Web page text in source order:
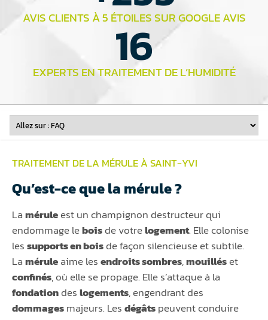
AVIS CLIENTS À 5 ÉTOILES SUR GOOGLE AVIS
EXPERTS EN TRAITEMENT DE L’HUMIDITÉ
16
TRAITEMENT DE LA MÉRULE À SAINT-YVI
Qu’est-ce que la mérule ?
Laméruleest un champignon destructeur qui
endommage leboisde votrelogement. Elle colonise
lessupports en boisde façon silencieuse et subtile.
Laméruleaime lesendroits sombres,mouilléset
confinés, où elle se propage. Elle s’attaque à la
fondationdeslogements, engendrant des
dommagesmajeurs. Lesdégâtspeuvent conduire